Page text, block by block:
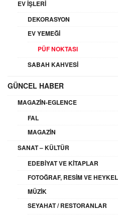
EV İŞLERI
DEKORASYON
EV YEMEĞI
PÜF NOKTASI
SABAH KAHVESI
GÜNCEL HABER
MAGAZIN-EGLENCE
FAL
MAGAZIN
SANAT – KÜLTÜR
EDEBIYAT VE KITAPLAR
FOTOĞRAF, RESIM VE
MÜZIK
SEYAHAT / RESTORANLAR